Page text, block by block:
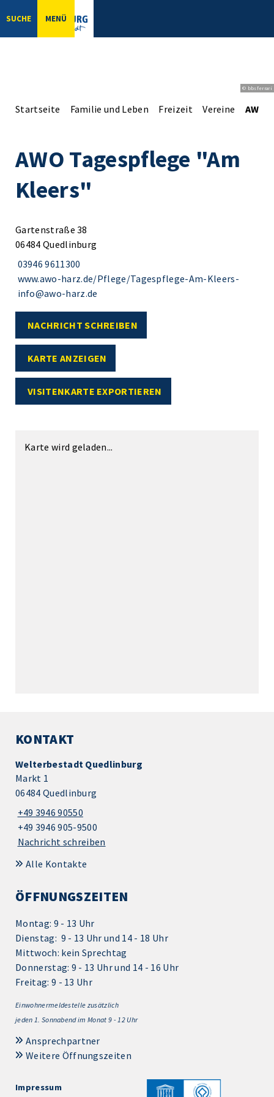
SUCHE MENÜ
© bbsferrari
Startseite Familie und Leben Freizeit Vereine AWO
AWO Tagespflege "Am
Kleers"
Gartenstraße 38
06484 Quedlinburg
03946 9611300
www.awo-harz.de/Pflege/Tagespflege-Am-Kleers-
info@awo-harz.de
NACHRICHT SCHREIBEN
KARTE ANZEIGEN
VISITENKARTE EXPORTIEREN
Karte wird geladen...
KONTAKT
Welterbestadt Quedlinburg
Markt 1
06484 Quedlinburg
+49 3946 90550
+49 3946 905-9500
Nachricht schreiben
Alle Kontakte
ÖFFNUNGSZEITEN
Montag: 9 - 13 Uhr
Dienstag: 9 - 13 Uhr und 14 - 18 Uhr
Mittwoch: kein Sprechtag
Donnerstag: 9 - 13 Uhr und 14 - 16 Uhr
Freitag: 9 - 13 Uhr
Einwohnermeldestelle zusätzlich
jeden 1. Sonnabend im Monat 9 - 12 Uhr
Ansprechpartner
Weitere Öffnungszeiten
Impressum